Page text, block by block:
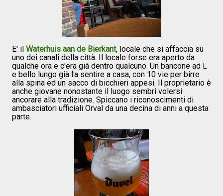
E' il Waterhuis aan de Bierkant, locale che si affaccia su
uno dei canali della città. Il locale forse era aperto da
qualche ora e c'era già dentro qualcuno. Un bancone ad L
e bello lungo già fa sentire a casa, con 10 vie per birre
alla spina ed un sacco di bicchieri appesi. Il proprietario è
anche giovane nonostante il luogo sembri volersi
ancorare alla tradizione. Spiccano i riconoscimenti di
ambasciatori ufficiali Orval da una decina di anni a questa
parte.